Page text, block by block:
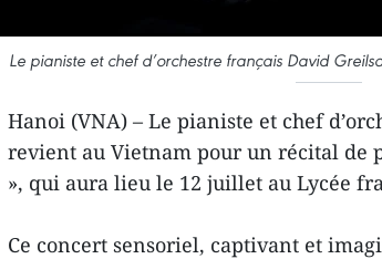
Le pianiste et chef d’orchestre français David
Hanoi (VNA) – Le pianiste et chef
revient au Vietnam pour un récital de
», qui aura lieu le 12 juillet au Lycée
Ce concert sensoriel, captivant et